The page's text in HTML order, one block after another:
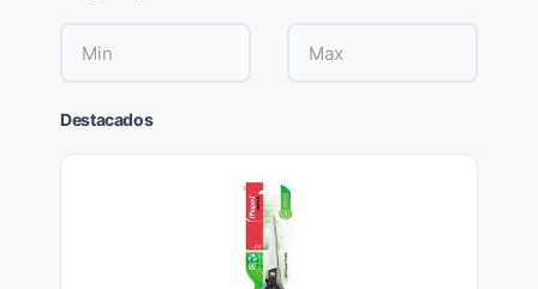
Destacados